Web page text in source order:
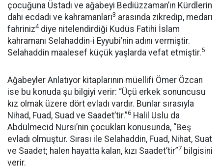
çocuğuna Üstadı ve ağabeyi Bediüzzaman’ın Kürdlerin
dahi ecdadı ve kahramanları3 arasında zikredip, medarı
fahriniz4diye nitelendirdiği Kudüs Fatihi İslam
kahramanı Selahaddin-i Eyyubi’nin adını vermiştir.
Selahaddin maalesef küçük yaşlarda vefat etmiştir.5
Ağabeyler Anlatıyor kitaplarının müellifi Ömer Özcan
ise bu konuda şu bilgiyi verir: “Üçü erkek sonuncusu
kız olmak üzere dört evladı vardır. Bunlar sırasıyla
Nihad, Fuad, Suad ve Saadet’tir.”6 Halil Uslu da
Abdülmecid Nursi’nin çocukları konusunda, “Beş
evladı olmuştur. Sırası ile Selahaddin, Fuad, Nihat, Suat
ve Saadet; halen hayatta kalan, kızı Saadet’tir”7 bilgisini
verir.